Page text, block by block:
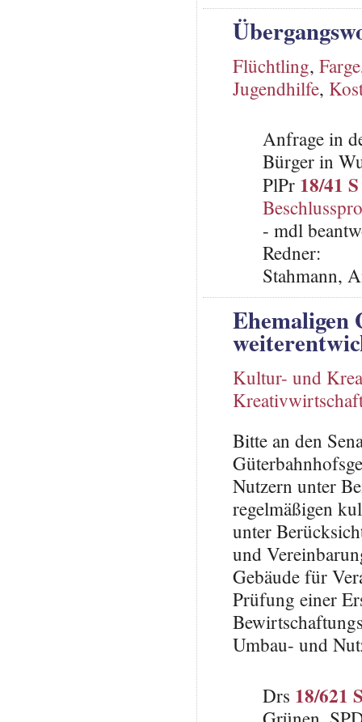
Flüchtling, Farge
Jugendhilfe,
Anfrage in
Bürger in
PlPr 18/41 S
- mdl
Redner:
Stahmann,
Ehemaligen
Kultur- und
Bitte an den
Nutzern unter
regelmäßigen
unter
und
Gebäude für
Prüfung einer
Umbau- und
Drs 18/621